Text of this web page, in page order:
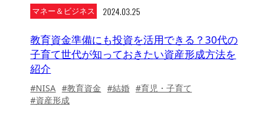
マネー＆ビジネス 2024.03.25
教育資金準備にも投資を活用できる？30代の
子育て世代が知っておきたい資産形成方法を
紹介
#NISA #教育資金 #結婚 #育児・子育て
#資産形成